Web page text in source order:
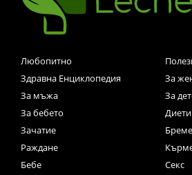
Любопитно
Здравна Енциклопедия
За
За мъжа
За
За бебето
Зачатие
Раждане
Бебе
Секс